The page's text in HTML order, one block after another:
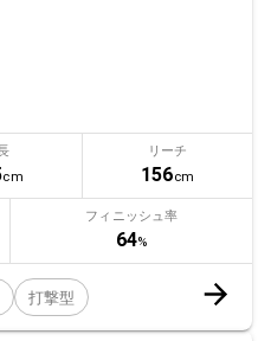
cm
リーチ
156cm
フィニッシュ率
64%
打撃型